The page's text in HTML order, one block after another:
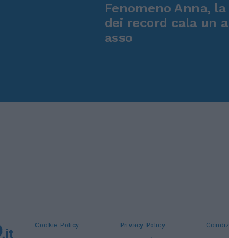
Fenomeno Anna,
dei record cala un
asso
Cookie Policy Privacy Policy